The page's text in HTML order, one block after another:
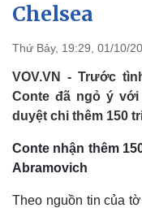
Quốc hội
Chelsea
Thứ Bảy, 19:29, 01/10/
VOV.VN - Trước
Conte đã ngỏ ý
duyệt chi thêm 150
Conte nhận thêm
Abramovich
Theo nguồn tin của